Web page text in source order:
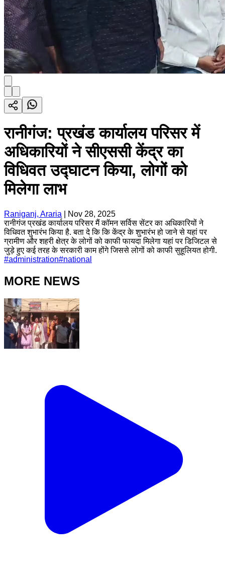
रानीगंज: प्रखंड कार्यालय परिसर में
अधिकारियों ने सीएससी केंद्र का
विधिवत उद्घाटन किया, लोगों को
मिलेगा लाभ
Raniganj, Araria
Nov 28, 2025
रानीगंज प्रखंड कार्यालय परिसर मैं कॉमन सर्विस सेंटर का अधिकारियों ने
विधिवत शुभारंभ किया है. बता दे कि कि केंद्र के शुभारंभ हो जाने से यहां पर
ग्रामीण और शहरी क्षेत्र के लोगों को काफी फायदा मिलेगा यहां पर डिजिटल से
जुड़े हुए कई तरह के सरकारी काम होंगे जिससे लोगों को काफी सुहूलियत होगी.
#administration#national
MORE NEWS